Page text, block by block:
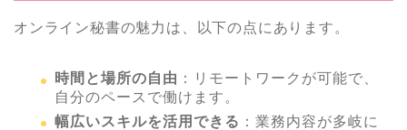
オンライン秘書の魅力は、以下の点にあります。
時間と場所の自由 ：リモートワークが可能で、
自分のペースで働けます。
幅広いスキルを活用できる ：業務内容が多岐に